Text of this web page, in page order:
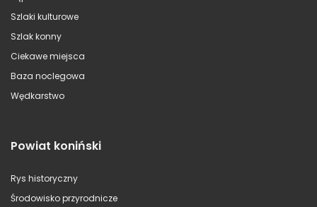
Szlaki kulturowe
Szlak konny
Ciekawe miejsca
Baza noclegowa
Wędkarstwo
Powiat koniński
Rys historyczny
Środowisko przyrodnicze